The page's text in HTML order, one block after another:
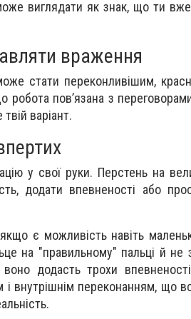
виглядати як знак, що ти
враження
стати переконливішим,
пов’язана з
варіант.
у свої руки. Перстень на
додати впевненості або
є можливість навіть
на "правильному" пальці й не
додасть трохи
внутрішнім переконанням, що